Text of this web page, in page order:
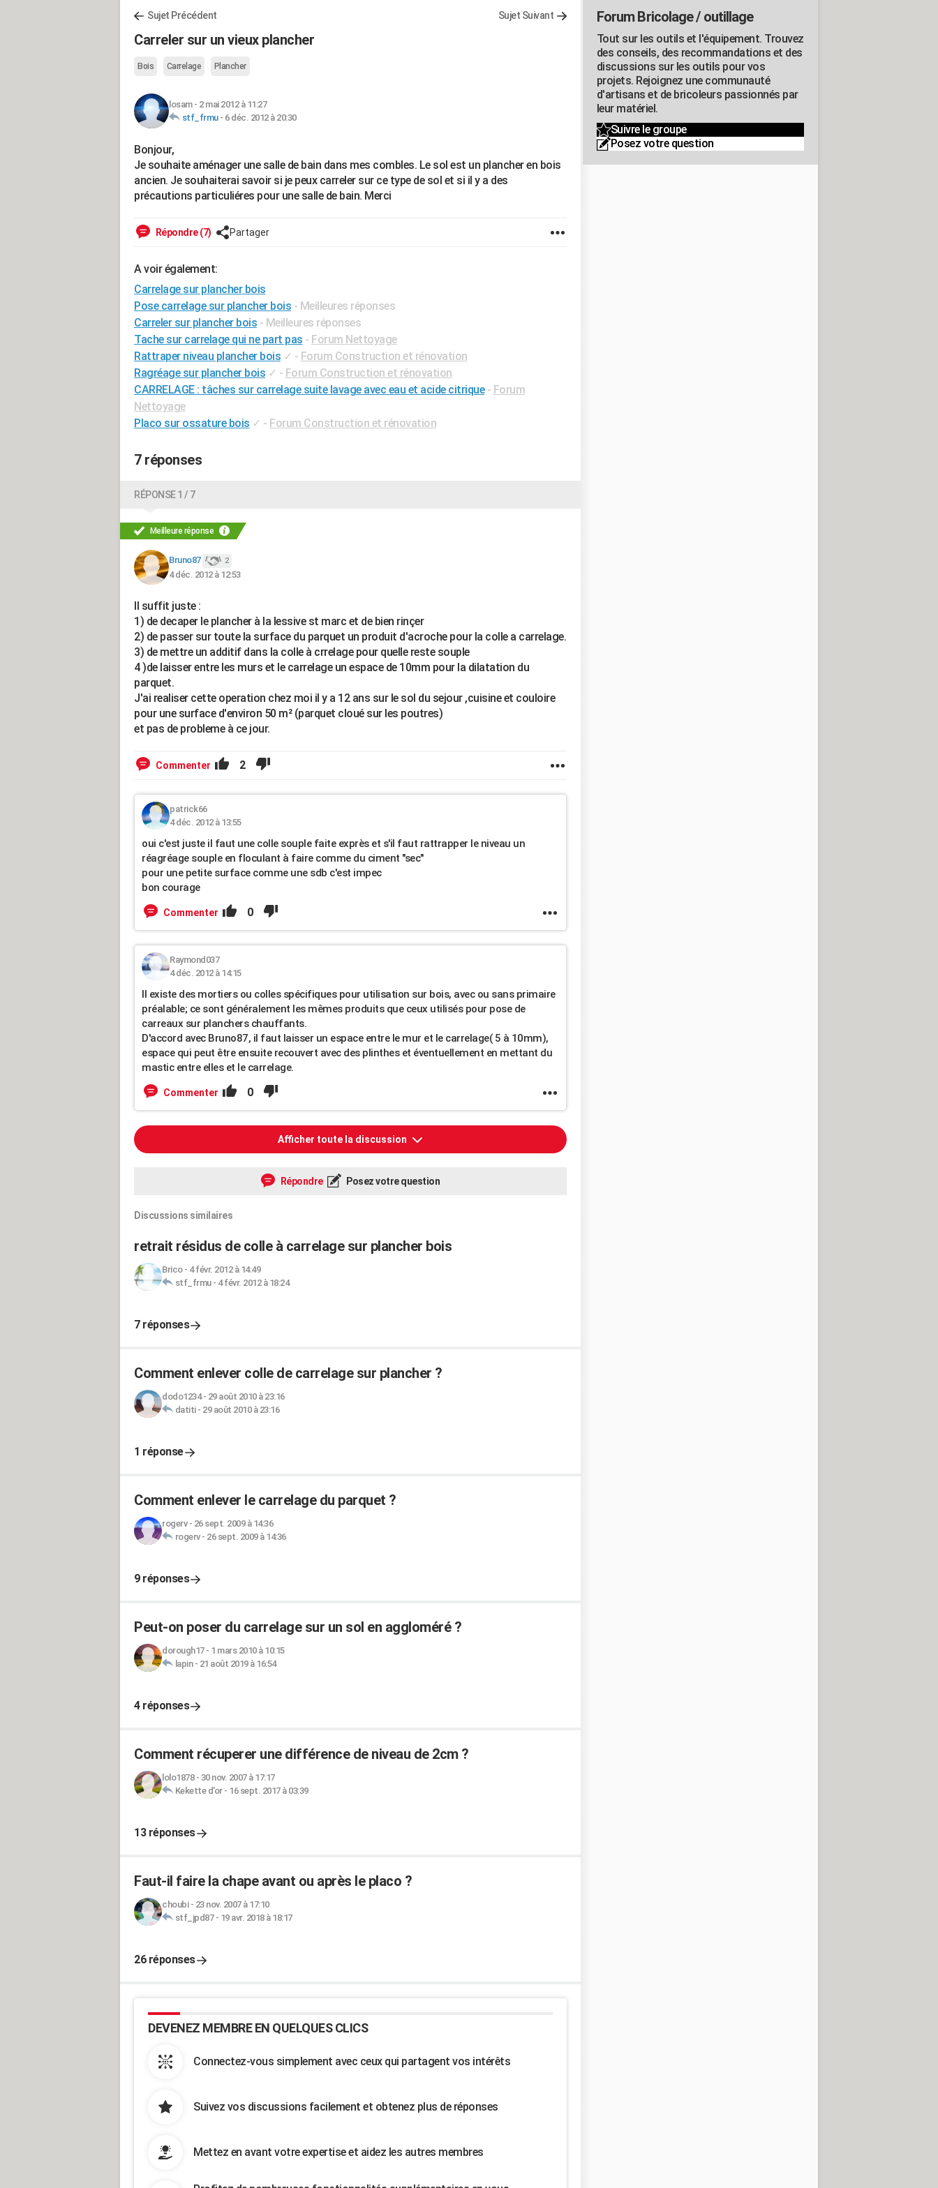
Sujet Précédent Sujet Suivant
Carreler sur un vieux plancher
Bois Carrelage Plancher
losam- 2 mai 2012 à 11:27
stf_frmu- 6 déc. 2012 à 20:30
Bonjour,
Je souhaite aménager une salle de bain dans mes combles. Le sol est un plancher en bois
ancien. Je souhaiterai savoir si je peux carreler sur ce type de sol et si il y a des
précautions particuliéres pour une salle de bain. Merci
Répondre (7) Partager
A voir également:
Carrelage sur plancher bois
Pose carrelage sur plancher bois - Meilleures réponses
Carreler sur plancher bois - Meilleures réponses
Tache sur carrelage qui ne part pas - Forum Nettoyage
Rattraper niveau plancher bois ✓ - Forum Construction et rénovation
Ragréage sur plancher bois ✓ - Forum Construction et rénovation
CARRELAGE : tâches sur carrelage suite lavage avec eau et acide citrique - Forum
Nettoyage
Placo sur ossature bois ✓ - Forum Construction et rénovation
7 réponses
RÉPONSE 1 / 7
Meilleure réponse
Bruno87 2
4 déc. 2012 à 12:53
Il suffit juste :
1) de decaper le plancher à la lessive st marc et de bien rinçer
2) de passer sur toute la surface du parquet un produit d'acroche pour la colle a carrelage.
3) de mettre un additif dans la colle à crrelage pour quelle reste souple
4 )de laisser entre les murs et le carrelage un espace de 10mm pour la dilatation du
parquet.
J'ai realiser cette operation chez moi il y a 12 ans sur le sol du sejour ,cuisine et couloire
pour une surface d'environ 50 m² (parquet cloué sur les poutres)
et pas de probleme à ce jour.
Commenter 2
patrick66
4 déc. 2012 à 13:55
oui c'est juste il faut une colle souple faite exprès et s'il faut rattrapper le niveau un
réagréage souple en floculant à faire comme du ciment "sec"
pour une petite surface comme une sdb c'est impec
bon courage
Commenter 0
Raymond037
4 déc. 2012 à 14:15
Il existe des mortiers ou colles spécifiques pour utilisation sur bois, avec ou sans primaire
préalable; ce sont généralement les mêmes produits que ceux utilisés pour pose de
carreaux sur planchers chauffants.
D'accord avec Bruno87, il faut laisser un espace entre le mur et le carrelage( 5 à 10mm),
espace qui peut être ensuite recouvert avec des plinthes et éventuellement en mettant du
mastic entre elles et le carrelage.
Commenter 0
Afficher toute la discussion
Répondre Posez votre question
Discussions similaires
retrait résidus de colle à carrelage sur plancher bois
Brico- 4 févr. 2012 à 14:49
stf_frmu- 4 févr. 2012 à 18:24
7 réponses
Comment enlever colle de carrelage sur plancher ?
dodo1234- 29 août 2010 à 23:16
datiti- 29 août 2010 à 23:16
1 réponse
Comment enlever le carrelage du parquet ?
rogerv- 26 sept. 2009 à 14:36
rogerv- 26 sept. 2009 à 14:36
9 réponses
Peut-on poser du carrelage sur un sol en aggloméré ?
dorough17- 1 mars 2010 à 10:15
lapin- 21 août 2019 à 16:54
4 réponses
Comment récuperer une différence de niveau de 2cm ?
lolo1878- 30 nov. 2007 à 17:17
Kekette d'or- 16 sept. 2017 à 03:39
13 réponses
Faut-il faire la chape avant ou après le placo ?
choubi- 23 nov. 2007 à 17:10
stf_jpd87- 19 avr. 2018 à 18:17
26 réponses
DEVENEZ MEMBRE EN QUELQUES CLICS
Connectez-vous simplement avec ceux qui partagent vos intérêts
Suivez vos discussions facilement et obtenez plus de réponses
Mettez en avant votre expertise et aidez les autres membres
Forum Bricolage / outillage
Tout sur les outils et l'équipement. Trouvez
des conseils, des recommandations et des
discussions sur les outils pour vos
projets. Rejoignez une communauté
d'artisans et de bricoleurs passionnés par
leur matériel.
Suivre le groupe
Posez votre question